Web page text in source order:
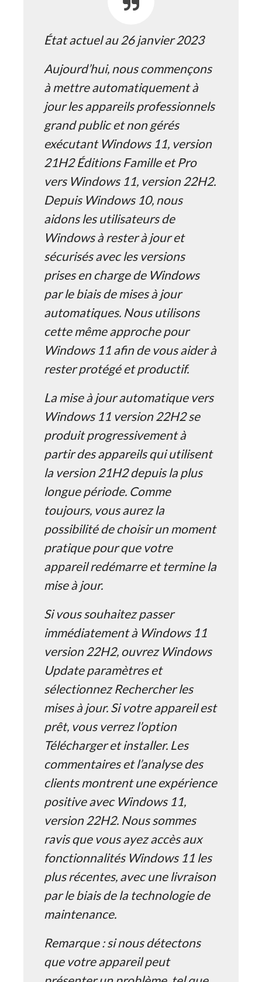
État actuel au 26 janvier 2023
Aujourd’hui, nous commençons
à mettre automatiquement à
jour les appareils professionnels
grand public et non gérés
exécutant Windows 11, version
21H2 Éditions Famille et Pro
vers Windows 11, version 22H2.
Depuis Windows 10, nous
aidons les utilisateurs de
Windows à rester à jour et
sécurisés avec les versions
prises en charge de Windows
par le biais de mises à jour
automatiques. Nous utilisons
cette même approche pour
Windows 11 afin de vous aider à
rester protégé et productif.
La mise à jour automatique vers
Windows 11 version 22H2 se
produit progressivement à
partir des appareils qui utilisent
la version 21H2 depuis la plus
longue période. Comme
toujours, vous aurez la
possibilité de choisir un moment
pratique pour que votre
appareil redémarre et termine la
mise à jour.
Si vous souhaitez passer
immédiatement à Windows 11
version 22H2, ouvrez Windows
Update paramètres et
sélectionnez Rechercher les
mises à jour. Si votre appareil est
prêt, vous verrez l’option
Télécharger et installer. Les
commentaires et l’analyse des
clients montrent une expérience
positive avec Windows 11,
version 22H2. Nous sommes
ravis que vous ayez accès aux
fonctionnalités Windows 11 les
plus récentes, avec une livraison
par le biais de la technologie de
maintenance.
Remarque : si nous détectons
que votre appareil peut